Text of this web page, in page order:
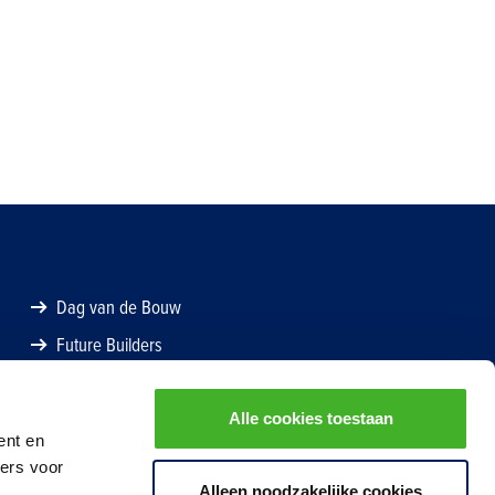
en
voor
Alle cookies toestaan
Alleen noodzakelijke cookies
Dag van de Bouw
Future Builders